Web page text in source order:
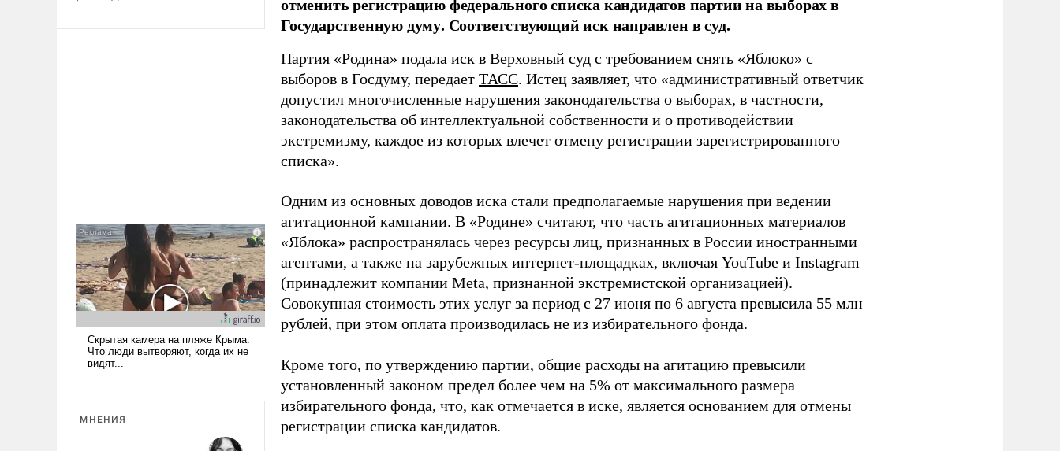
МНЕНИЯ
Государственную думу. Соответствующий иск направлен в суд.
Партия «Родина» подала иск в Верховный суд с требованием снять «Яблоко» с
выборов в Госдуму, передает ТАСС. Истец заявляет, что «административный ответчик
допустил многочисленные нарушения законодательства о выборах, в частности,
законодательства об интеллектуальной собственности и о противодействии
экстремизму, каждое из которых влечет отмену регистрации зарегистрированного
списка».
Одним из основных доводов иска стали предполагаемые нарушения при ведении
агитационной кампании. В «Родине» считают, что часть агитационных материалов
«Яблока» распространялась через ресурсы лиц, признанных в России иностранными
агентами, а также на зарубежных интернет-площадках, включая YouTube и Instagram
(принадлежит компании Meta, признанной экстремистской организацией).
Совокупная стоимость этих услуг за период с 27 июня по 6 августа превысила 55 млн
рублей, при этом оплата производилась не из избирательного фонда.
Кроме того, по утверждению партии, общие расходы на агитацию превысили
установленный законом предел более чем на 5% от максимального размера
избирательного фонда, что, как отмечается в иске, является основанием для отмены
регистрации списка кандидатов.